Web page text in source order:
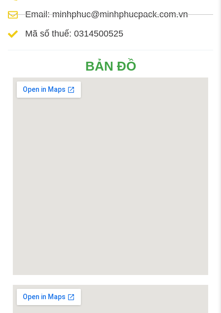
Email: minhphuc@minhphucpack.com.vn
Mã số thuế: 0314500525
BẢN ĐỒ